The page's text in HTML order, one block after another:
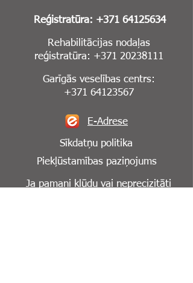
Reģistratūra: +371 64125634
Rehabilitācijas nodaļas
reģistratūra: +371 20238111
Garīgās veselības centrs:
+371 64123567
E-Adrese
Sīkdatņu politika
Piekļūstamības paziņojums
Ja pamani kļūdu vai neprecizitāti